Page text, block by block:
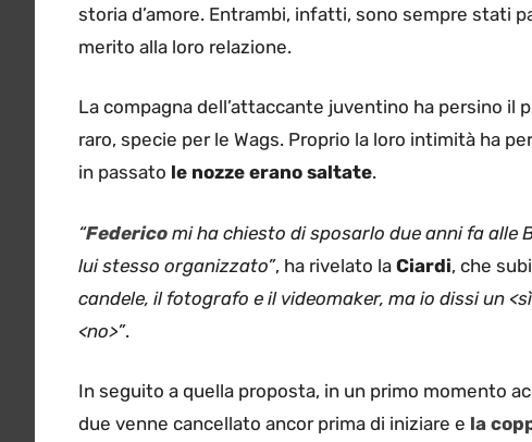
storia d’amore. Entrambi, infatti, sono sempre stati
merito alla loro relazione.
La compagna dell’attaccante juventino ha persino il
raro, specie per le Wags. Proprio la loro intimità ha
in passato le nozze erano saltate.
“Federico mi ha chiesto di sposarlo due anni fa alle
lui stesso organizzato”, ha rivelato la Ciardi, che
candele, il fotografo e il videomaker, ma io dissi un
<no>”.
In seguito a quella proposta, in un primo momento
due venne cancellato ancor prima di iniziare e la